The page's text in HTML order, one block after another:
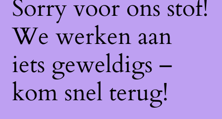
Sorry voor ons stof!
We werken aan
iets geweldigs –
kom snel terug!